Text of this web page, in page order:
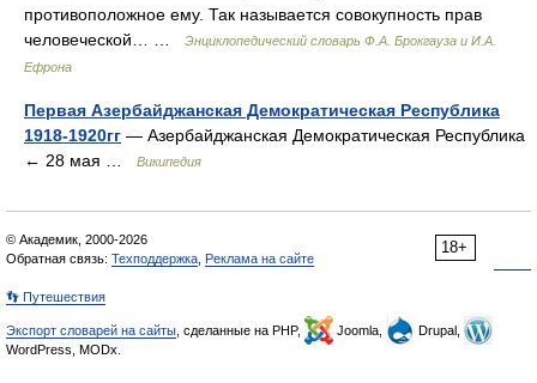
противоположное ему. Так называется совокупность прав
человеческой… …
Энциклопедический словарь Ф.А. Брокгауза и И.А.
Ефрона
Первая Азербайджанская Демократическая Республика
1918-1920гг — Азербайджанская Демократическая Республика
← 28 мая …
Википедия
18+
© Академик, 2000-2026
Обратная связь: Техподдержка Реклама на сайте
👣 Путешествия
Экспорт словарей на сайты , сделанные на PHP, Joomla,
Drupal,
WordPress, MODx.